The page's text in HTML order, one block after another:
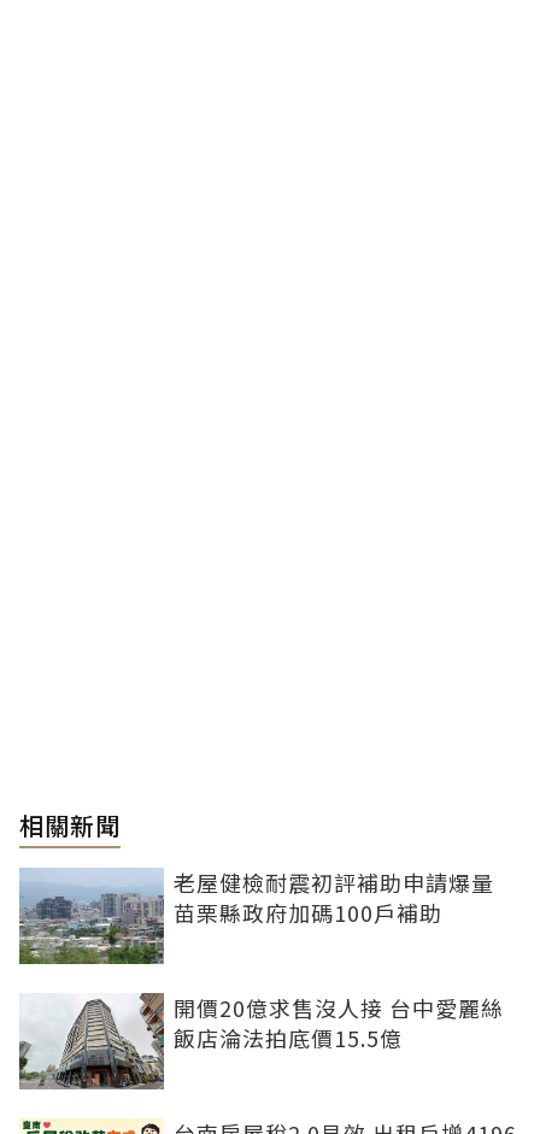
相關新聞
老屋健檢耐震初評補助申請爆量
苗栗縣政府加碼100戶補助
開價20億求售沒人接 台中愛麗絲
飯店淪法拍底價15.5億